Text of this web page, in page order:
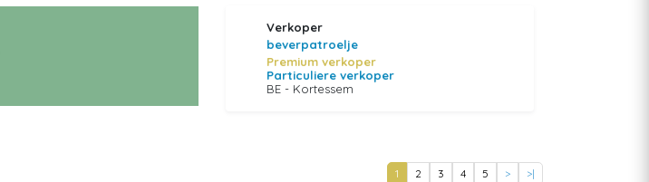
Verkoper
beverpatroelje
Premium verkoper
Particuliere verkoper
BE - Kortessem
1 2 3 4 5 > >|